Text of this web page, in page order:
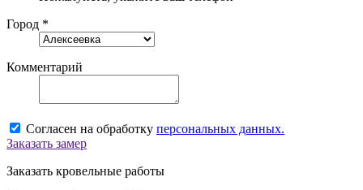
Город *
Комментарий
Согласен на обработку персональных данных.
Заказать замер
Заказать кровельные работы